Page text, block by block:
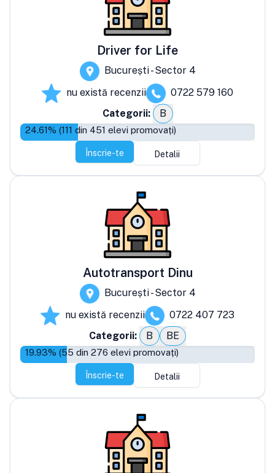
Driver for Life
București - Sector 4
nu există recenzii
0722 579 160
Categorii:
B
24.61% (111 din 451 elevi promovați)
Înscrie-te Detalii
Autotransport Dinu
București - Sector 4
nu există recenzii
0722 407 723
Categorii:
B BE
19.93% (55 din 276 elevi promovați)
Înscrie-te Detalii